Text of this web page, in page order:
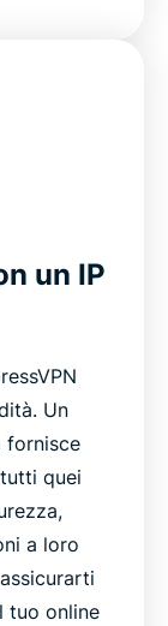
un IP
Un
fornisce
quei
a loro
tuo online